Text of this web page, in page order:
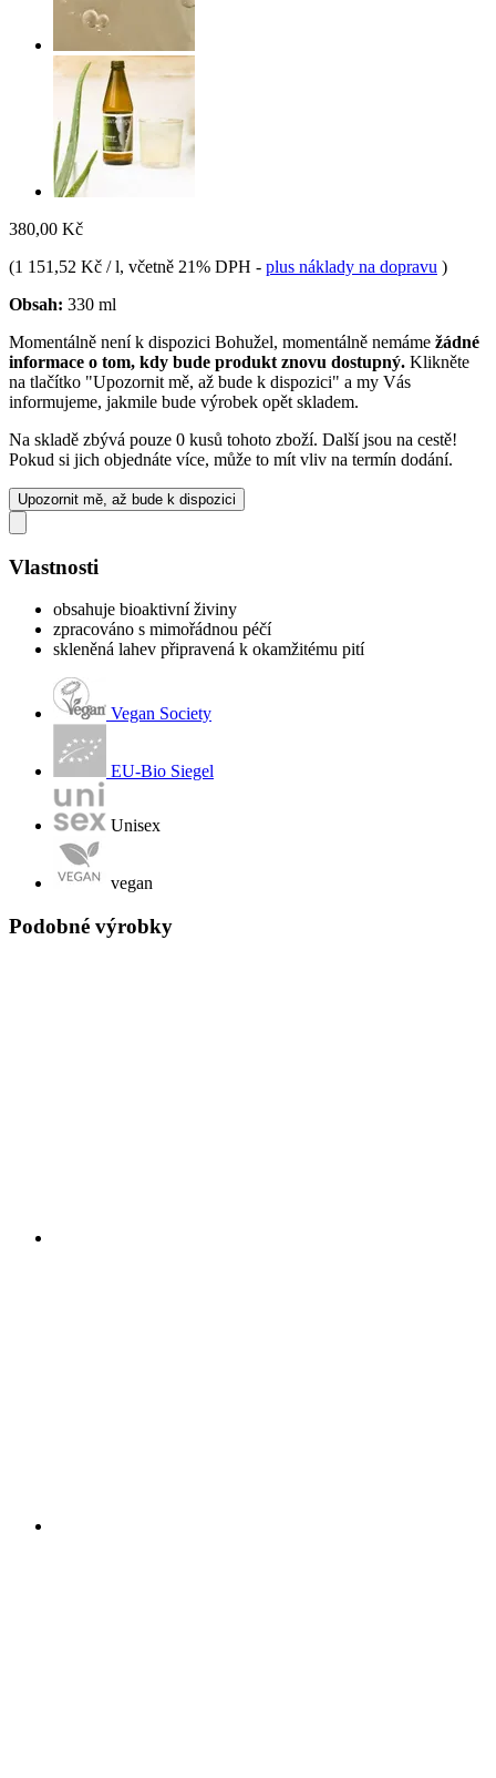
380,00 Kč
(1 151,52 Kč / l, včetně 21% DPH - plus náklady na dopravu )
Obsah: 330 ml
Momentálně není k dispozici Bohužel, momentálně nemáme žádné
informace o tom, kdy bude produkt znovu dostupný. Klikněte
na tlačítko "Upozornit mě, až bude k dispozici" a my Vás
informujeme, jakmile bude výrobek opět skladem.
Na skladě zbývá pouze 0 kusů tohoto zboží. Další jsou na cestě!
Pokud si jich objednáte více, může to mít vliv na termín dodání.
Upozornit mě, až bude k dispozici
Vlastnosti
obsahuje bioaktivní živiny
zpracováno s mimořádnou péčí
skleněná lahev připravená k okamžitému pití
Vegan Society
EU-Bio Siegel
Unisex
vegan
Podobné výrobky